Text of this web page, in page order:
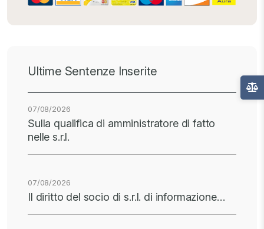
Ultime Sentenze Inserite
07/08/2026
Sulla qualifica di amministratore di fatto
nelle s.r.l.
07/08/2026
Il diritto del socio di s.r.l. di informazione…